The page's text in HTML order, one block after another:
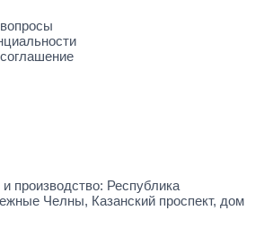
производство: Республика
Челны, Казанский проспект, дом